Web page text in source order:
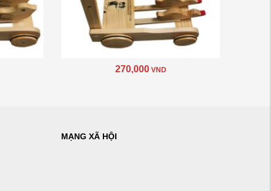
270,000 VND
MẠNG XÃ HỘI